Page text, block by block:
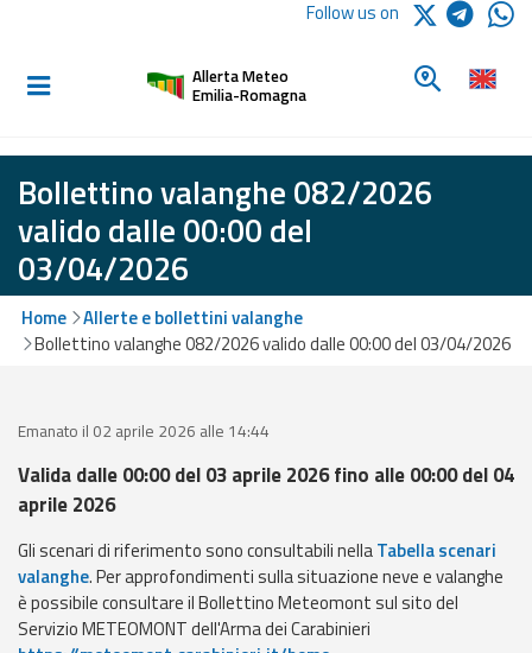
Informed and
Alerts and
Bulletins
Weather
Alerts and
Bulletins
Alerts and
Event
monitoring
Follow us on
Allerta Meteo
Emilia-Romagna
Look for a
Bollettino valanghe 082/2026
valido dalle 00:00 del
03/04/2026
Home
Allerte e bollettini valanghe
Bollettino valanghe 082/2026 valido dalle 00:00 del 03/04/2026
Emanato il 02 aprile 2026 alle 14:44
Valida dalle 00:00 del 03 aprile 2026 fino alle 00:00 del 04
aprile 2026
Gli scenari di riferimento sono consultabili nellaTabella scenari
valanghe. Per approfondimenti sulla situazione neve e valanghe
è possibile consultare il Bollettino Meteomont sul sito del
Servizio METEOMONT dell'Arma dei Carabinieri